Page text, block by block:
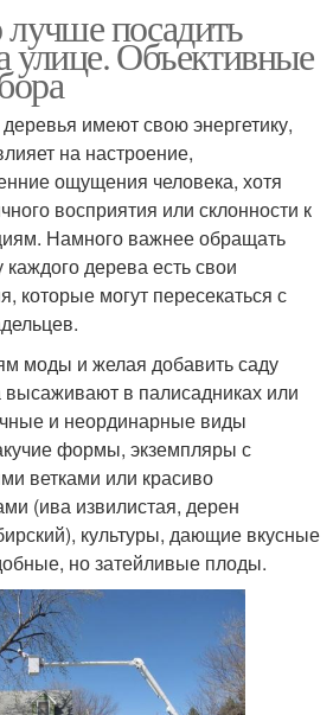
лучше посадить
улице. Объективные
имеют свою энергетику,
на настроение,
ощущения человека, хотя
восприятия или склонности к
Намного важнее обращать
дерева есть свои
которые могут пересекаться с
моды и желая добавить саду
в палисадниках или
и неординарные виды
формы, экземпляры с
ветками или красиво
(ива извилистая, дерен
культуры, дающие вкусные
но затейливые плоды.